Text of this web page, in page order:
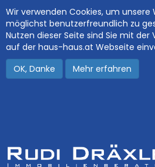
Wir verwenden Cookies, um unsere
möglichst benutzerfreundlich zu
Nutzen dieser Seite sind Sie mit der
auf der haus-haus.at Webseite
OK, Danke
Mehr erfahren